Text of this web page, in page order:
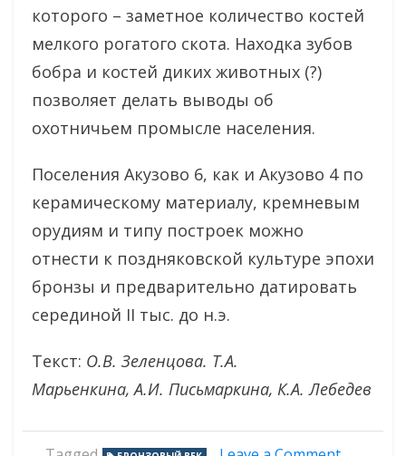
которого – заметное количество костей
мелкого рогатого скота. Находка зубов
бобра и костей диких животных (?)
позволяет делать выводы об
охотничьем промысле населения.
Поселения Акузово 6, как и Акузово 4 по
керамическому материалу, кремневым
орудиям и типу построек можно
отнести к поздняковской культуре эпохи
бронзы и предварительно датировать
серединой II тыс. до н.э.
Текст: О.В. Зеленцова. Т.А.
Марьенкина, А.И. Письмаркина, К.А. Лебедев